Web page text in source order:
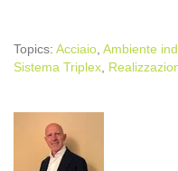
Topics: Acciaio Ambiente
Sistema Triplex